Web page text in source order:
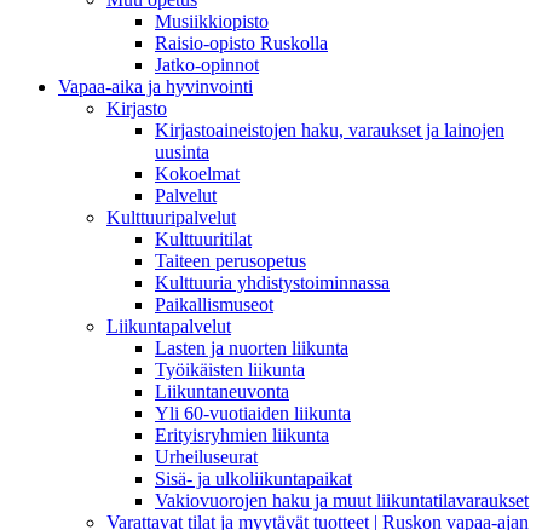
Musiikkiopisto
Raisio-opisto Ruskolla
Jatko-opinnot
Vapaa-aika ja hyvinvointi
Kirjasto
Kirjastoaineistojen haku, varaukset ja lainojen
uusinta
Kokoelmat
Palvelut
Kulttuuripalvelut
Kulttuuritilat
Taiteen perusopetus
Kulttuuria yhdistystoiminnassa
Paikallismuseot
Liikuntapalvelut
Lasten ja nuorten liikunta
Työikäisten liikunta
Liikuntaneuvonta
Yli 60-vuotiaiden liikunta
Erityisryhmien liikunta
Urheiluseurat
Sisä- ja ulkoliikuntapaikat
Vakiovuorojen haku ja muut liikuntatilavaraukset
Varattavat tilat ja myytävät tuotteet | Ruskon vapaa-ajan